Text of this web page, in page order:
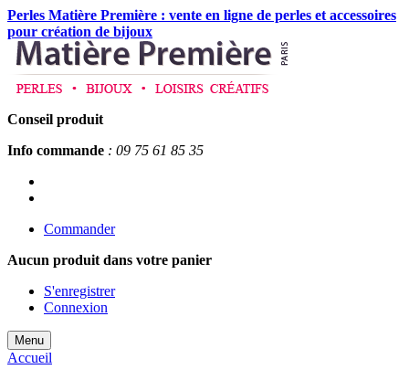
Perles Matière Première : vente en ligne de perles et accessoires
pour création de bijoux
Conseil produit
Info commande : 09 75 61 85 35
Commander
Aucun produit dans votre panier
S'enregistrer
Connexion
Menu
Accueil